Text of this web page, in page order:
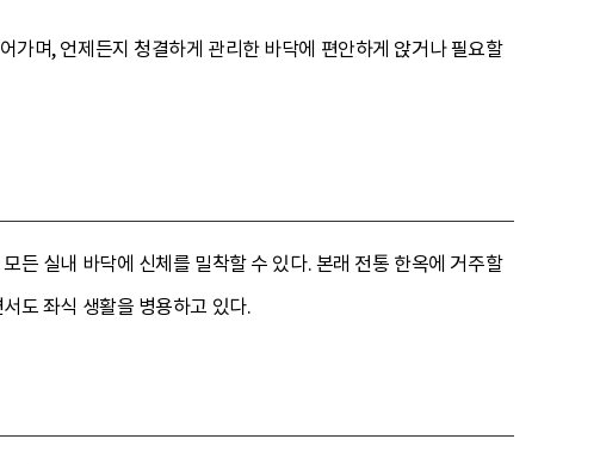
가며, 언제든지 청결하게 관리한 바닥에 편안하게 앉거나 필요할
든 실내 바닥에 신체를 밀착할 수 있다. 본래 전통 한옥에 거주할
도 좌식 생활을 병용하고 있다.